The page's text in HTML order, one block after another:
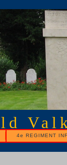
4e REGIMENT